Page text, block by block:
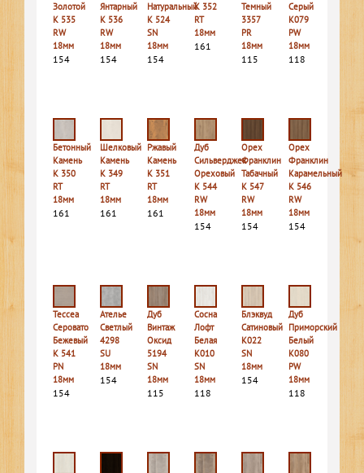
Золотой
K 535
RW
18мм
154
Янтарный
K 536
RW
18мм
154
Натуральный
K 524
SN
18мм
154
K 352
RT
18мм
161
Темный
3357
PR
18мм
115
Серый
K079
PW
18мм
118
Бетонный
Камень
K 350
RT
18мм
161
Шелковый
Камень
K 349
RT
18мм
161
Ржавый
Камень
K 351
RT
18мм
161
Дуб
Сильверджек
Ореховый
K 544
RW
18мм
154
Орех
Франклин
Табачный
K 547
RW
18мм
154
Орех
Франклин
Карамельный
K 546
RW
18мм
154
Тессеа
Серовато
Бежевый
K 541
PN
18мм
154
Ателье
Светлый
4298
SU
18мм
154
Дуб
Винтаж
Оксид
5194
SN
18мм
115
Сосна
Лофт
Белая
K010
SN
18мм
118
Блэквуд
Сатиновый
K022
SN
18мм
154
Дуб
Приморский
Белый
K080
PW
18мм
118